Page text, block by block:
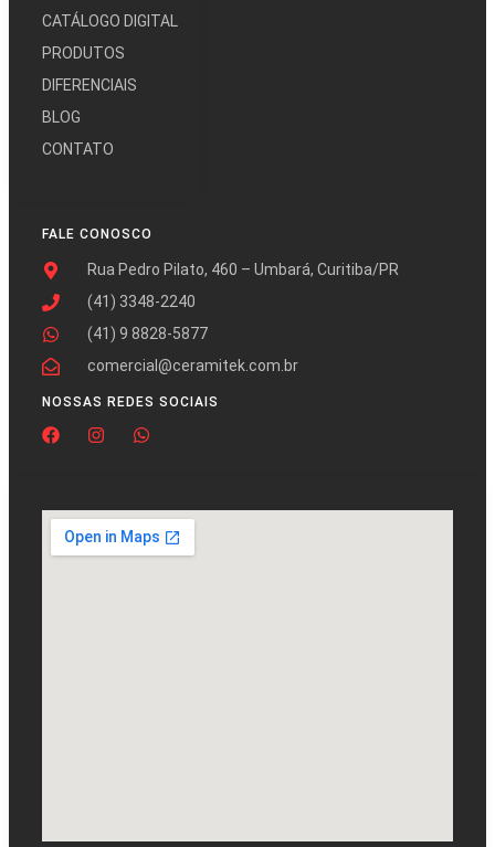
CATÁLOGO DIGITAL
PRODUTOS
DIFERENCIAIS
BLOG
CONTATO
FALE CONOSCO
Rua Pedro Pilato, 460 – Umbará, Curitiba/PR
(41) 3348-2240
(41) 9 8828-5877
comercial@ceramitek.com.br
NOSSAS REDES SOCIAIS